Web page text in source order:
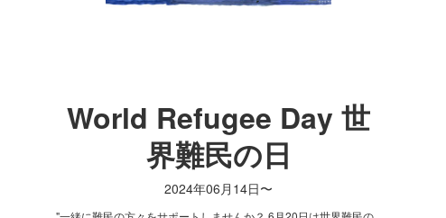
World Refugee Day 世
界難民の日
2024年06月14日〜